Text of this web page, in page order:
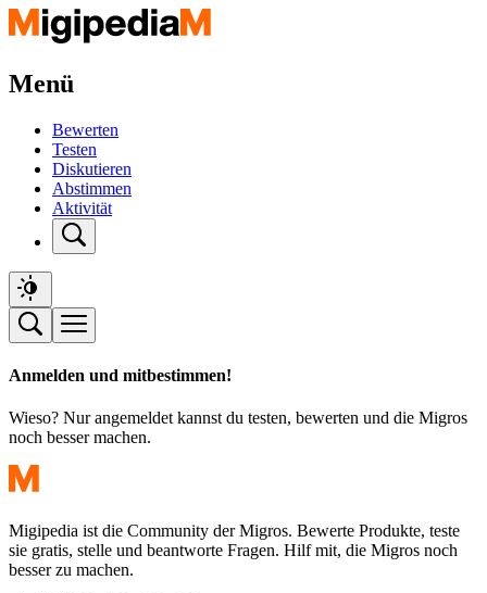
Menü
Bewerten
Testen
Diskutieren
Abstimmen
Aktivität
Anmelden und mitbestimmen!
Wieso? Nur angemeldet kannst du testen, bewerten und die Migros
noch besser machen.
Migipedia ist die Community der Migros. Bewerte Produkte, teste
sie gratis, stelle und beantworte Fragen. Hilf mit, die Migros noch
besser zu machen.